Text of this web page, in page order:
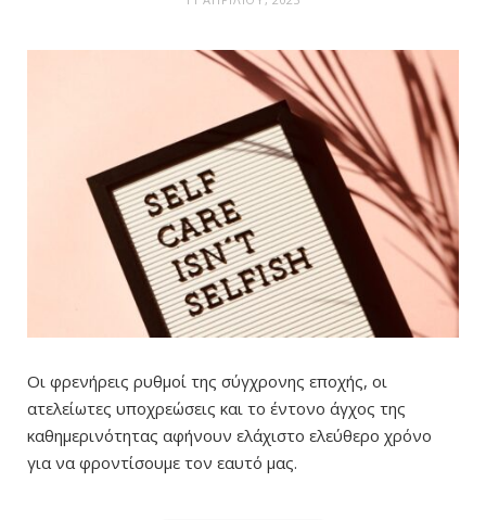
Οι φρενήρεις ρυθμοί της σύγχρονης εποχής, οι
ατελείωτες υποχρεώσεις και το έντονο άγχος της
καθημερινότητας αφήνουν ελάχιστο ελεύθερο χρόνο
για να φροντίσουμε τον εαυτό μας.